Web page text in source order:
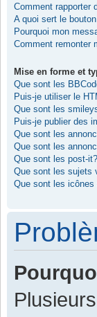
Comment rapporter
A quoi sert le
Pourquoi mon
Comment remonter
Mise en forme et
Que sont les
Puis-je utiliser le
Que sont les
Puis-je publier des
Que sont les
Que sont les
Que sont les post-it?
Que sont les sujets
Que sont les icônes